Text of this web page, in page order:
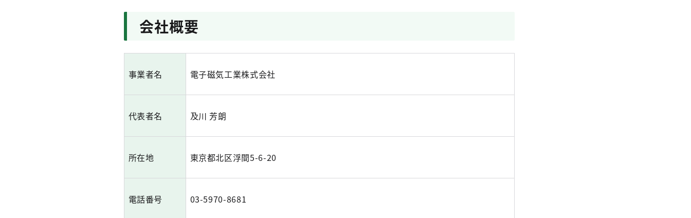
会社概要
事業者名 電子磁気工業株式会社
代表者名 及川 芳朗
所在地 東京都北区浮間5-6-20
電話番号 03-5970-8681